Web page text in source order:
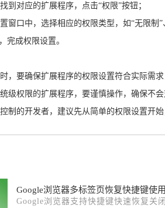
到对应的扩展程序，点击“权限”按钮；
窗口中，选择相应的权限类型，如“无限制”
完成权限设置。
，要确保扩展程序的权限设置符合实际需
级权限的扩展程序，要谨慎操作，确保不会
制的开发者，建议先从简单的权限设置开始
Google浏览器多标签页恢复快捷键使
Google浏览器支持快捷键快速恢复关